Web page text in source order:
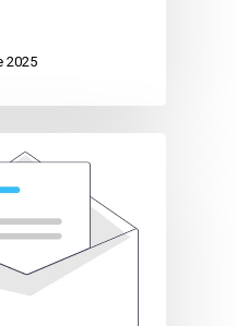
2025